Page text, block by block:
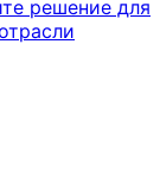
решение для